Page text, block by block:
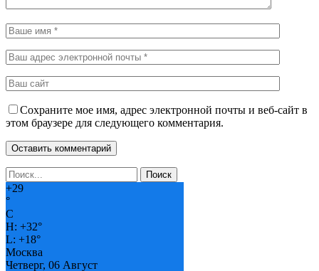
Сохраните мое имя, адрес электронной почты и веб-сайт в
этом браузере для следующего комментария.
+29
°
C
H: +32°
L: +18°
Москва
Четверг, 06 Август